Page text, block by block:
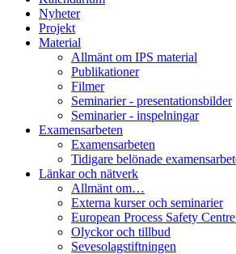
Nyheter
Projekt
Material
Allmänt om IPS material
Publikationer
Filmer
Seminarier - presentationsbilder
Seminarier - inspelningar
Examensarbeten
Examensarbeten
Tidigare belönade
Länkar och nätverk
Allmänt om…
Externa kurser och seminarier
European Process Safety
Olyckor och tillbud
Sevesolagstiftningen